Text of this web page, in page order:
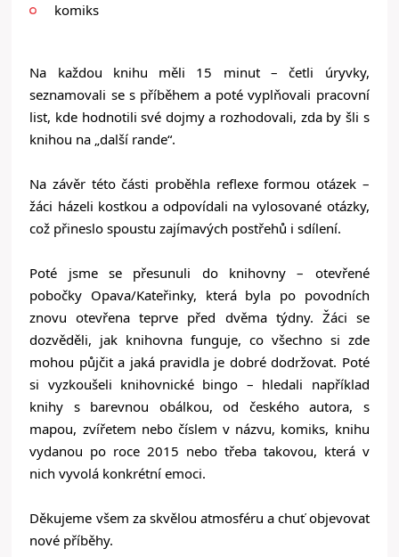
komiks
Na každou knihu měli 15 minut – četli úryvky,
seznamovali se s příběhem a poté vyplňovali pracovní
list, kde hodnotili své dojmy a rozhodovali, zda by šli s
knihou na „další rande“.
Na závěr této části proběhla reflexe formou otázek –
žáci házeli kostkou a odpovídali na vylosované otázky,
což přineslo spoustu zajímavých postřehů i sdílení.
Poté jsme se přesunuli do knihovny – otevřené
pobočky Opava/Kateřinky, která byla po povodních
znovu otevřena teprve před dvěma týdny. Žáci se
dozvěděli, jak knihovna funguje, co všechno si zde
mohou půjčit a jaká pravidla je dobré dodržovat. Poté
si vyzkoušeli knihovnické bingo – hledali například
knihy s barevnou obálkou, od českého autora, s
mapou, zvířetem nebo číslem v názvu, komiks, knihu
vydanou po roce 2015 nebo třeba takovou, která v
nich vyvolá konkrétní emoci.
Děkujeme všem za skvělou atmosféru a chuť objevovat
nové příběhy.